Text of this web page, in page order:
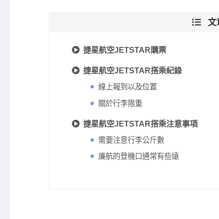
文
捷星航空JETSTAR購票
捷星航空JETSTAR搭乘紀錄
線上報到以及位置
關於行李限重
捷星航空JETSTAR搭乘注意事項
需要注意行李公斤數
廉航的登機口通常有些遠